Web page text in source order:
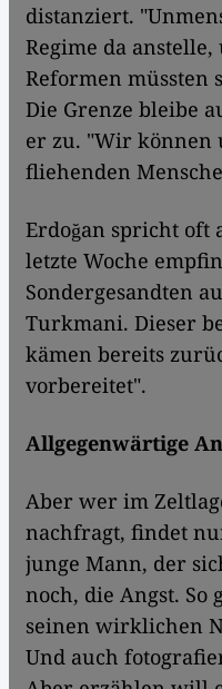
distanziert.
Regime da
Reformen müssten
Die Grenze bleibe
er zu. "Wir können
fliehenden
Erdoğan spricht oft
letzte Woche
Sondergesandten
Turkmani. Dieser
kämen bereits
vorbereitet".
Allgegenwärtige
Aber wer im
nachfragt, findet
junge Mann, der
noch, die Angst. So
seinen wirklichen
Und auch